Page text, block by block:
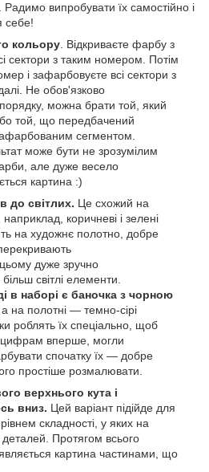
випробувати їх самостійно і
себе!
кольору . Відкриваєте фарбу з
сектори з таким номером. Потім
і зафарбовуєте всі сектори з
Не обов'язково
можна брати той, який
той, що передбачений
сегментом.
може бути не зрозумілим
але дуже весело
картина :)
до світлих. Це схожий на
коричневі і зелені
на художнє полотно, добре
цьому дуже зручно
світлі елементи.
в наборі є баночка з чорною
, а на полотні — темно-сірі
роблять їх спеціально, щоб
вперше, могли
спочатку їх — добре
простіше розмалювати.
верхнього кута і
вниз. Цей варіант підійде для
складності, у яких на
Протягом всього
картина частинами, що